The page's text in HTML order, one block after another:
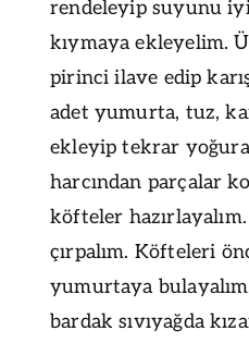
rendeleyip suyunu
kıymaya ekleyelim.
pirinci ilave edip
adet yumurta, tuz,
ekleyip tekrar
harcından parçalar
köfteler
çırpalım. Köfteleri
yumurtaya bulayalım.
bardak sıvıyağda